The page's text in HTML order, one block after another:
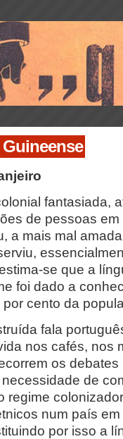
fantasiada,
de pessoas
a mais mal
se que a
foi dado a
cento da
fala
nos cafés, nos
os
de
regime
num país
por isso a